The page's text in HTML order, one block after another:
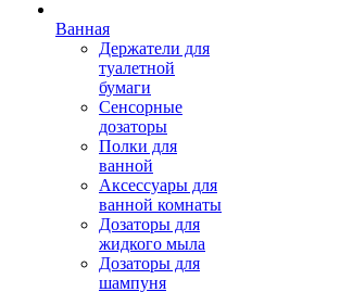
Ванная
Держатели для
туалетной
бумаги
Сенсорные
дозаторы
Полки для
ванной
Аксессуары для
ванной комнаты
Дозаторы для
жидкого мыла
Дозаторы для
шампуня